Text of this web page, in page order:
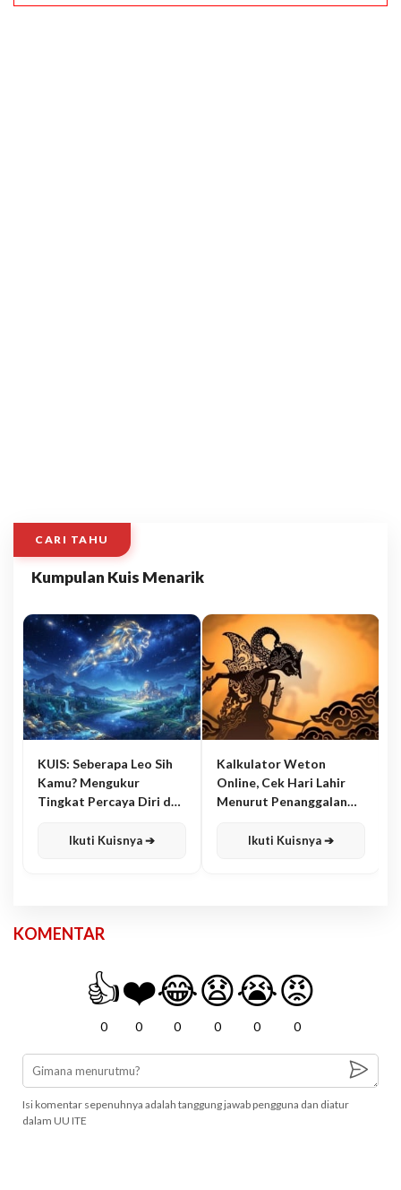
CARI TAHU
Kumpulan Kuis Menarik
KUIS: Seberapa Leo Sih
Kamu? Mengukur
Tingkat Percaya Diri dan
Ikuti Kuisnya ➔
Kalkulator Weton
Online, Cek Hari Lahir
Menurut Penanggalan
Ikuti Kuisnya ➔
KOMENTAR
👍
0
❤️
0
😂
0
😧
0
😭
0
😡
0
Isi komentar sepenuhnya adalah tanggung jawab pengguna dan diatur
dalam UU ITE